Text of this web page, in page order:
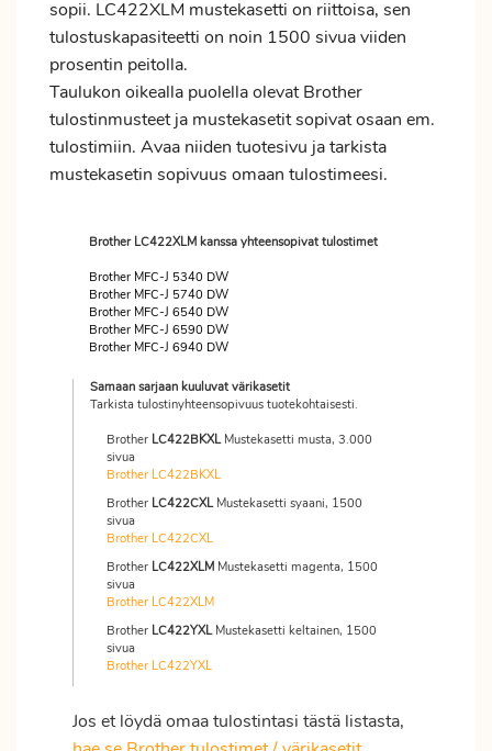
sopii. LC422XLM mustekasetti on riittoisa, sen
tulostuskapasiteetti on noin 1500 sivua viiden
prosentin peitolla.
Taulukon oikealla puolella olevat Brother
tulostinmusteet ja mustekasetit sopivat osaan em.
tulostimiin. Avaa niiden tuotesivu ja tarkista
mustekasetin sopivuus omaan tulostimeesi.
Brother LC422XLM kanssa yhteensopivat tulostimet
Brother MFC-J 5340 DW
Brother MFC-J 5740 DW
Brother MFC-J 6540 DW
Brother MFC-J 6590 DW
Brother MFC-J 6940 DW
Samaan sarjaan kuuluvat värikasetit
Tarkista tulostinyhteensopivuus tuotekohtaisesti.
Brother LC422BKXLMustekasetti musta, 3.000
sivua
Brother LC422BKXL
Brother LC422CXLMustekasetti syaani, 1500
sivua
Brother LC422CXL
Brother LC422XLM Mustekasetti magenta, 1500
sivua
Brother LC422XLM
Brother LC422YXLMustekasetti keltainen, 1500
sivua
Brother LC422YXL
Jos et löydä omaa tulostintasi tästä listasta,